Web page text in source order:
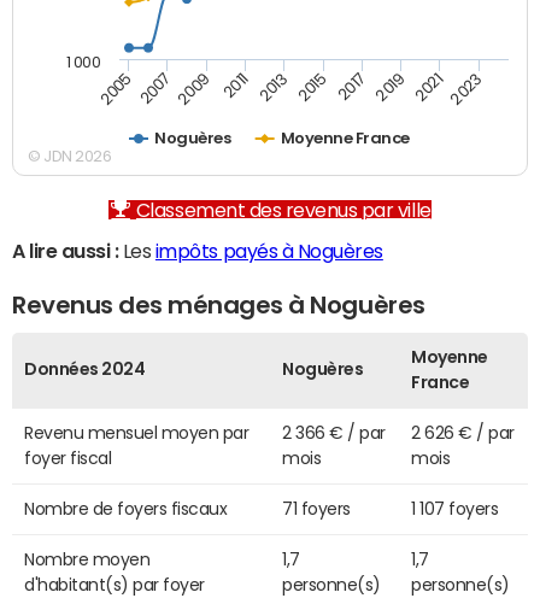
Noguères Moyenne France
2005 2007 2009 2011 2013 2015 2017 2019 2021 2023
1 000
© JDN 2026
Classement des revenus par ville
A lire aussi :Les impôts payés à Noguères
Revenus des ménages à Noguères
Données 2024 Noguères
Moyenne
France
Revenu mensuel moyen par
foyer fiscal
2 366 € / par
mois
2 626 € / par
mois
Nombre de foyers fiscaux 71 foyers 1 107 foyers
Nombre moyen
d'habitant(s) par foyer
1,7
personne(s)
1,7
personne(s)